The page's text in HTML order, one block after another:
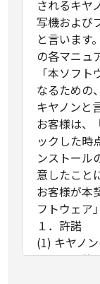
されるキヤ
写機および
と言います
の各マニュ
「本ソフ
なるための
キヤノンと
お客様は、
ックした時
ンストール
意したこと
お客様が本
フトウェア
１．許諾
(1) キヤノ
用する目的